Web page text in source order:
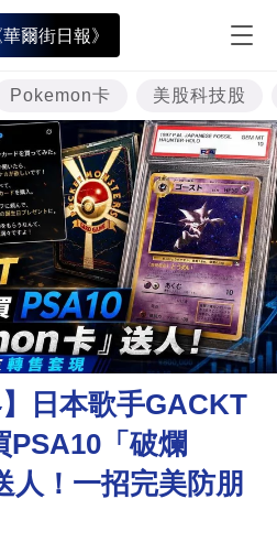
爾街日報》
Pokemon卡 美股科技股
】日本歌手GACKT
PSA10「破爛
！一招完美防朋